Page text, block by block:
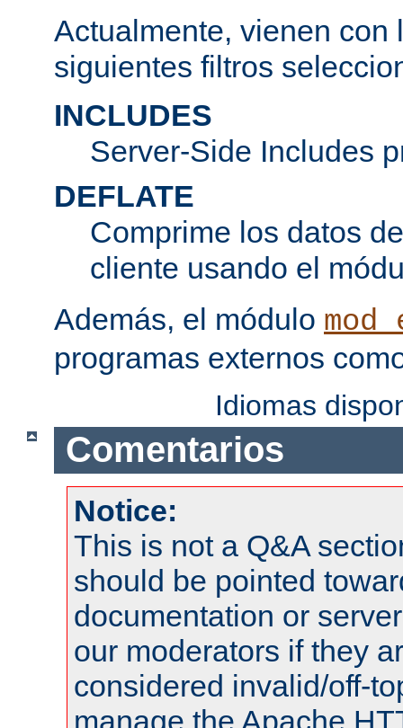
Actualmente, vienen con
siguientes filtros
INCLUDES
Server-Side Includes
DEFLATE
Comprime los datos
cliente usando el
Además, el módulo
programas externos
Idiomas
Comentarios
Notice:
This is not a Q&A
should be pointed
documentation or
our moderators if they
considered invalid/off-
manage the Apache